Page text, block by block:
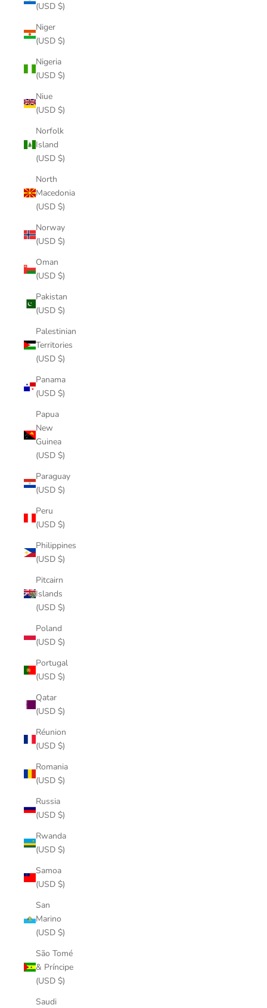
(USD $)
Niger
(USD $)
Nigeria
(USD $)
Niue
(USD $)
Norfolk
Island
(USD $)
North
Macedonia
(USD $)
Norway
(USD $)
Oman
(USD $)
Pakistan
(USD $)
Palestinian
Territories
(USD $)
Panama
(USD $)
Papua
New
Guinea
(USD $)
Paraguay
(USD $)
Peru
(USD $)
Philippines
(USD $)
Pitcairn
Islands
(USD $)
Poland
(USD $)
Portugal
(USD $)
Qatar
(USD $)
Réunion
(USD $)
Romania
(USD $)
Russia
(USD $)
Rwanda
(USD $)
Samoa
(USD $)
San
Marino
(USD $)
São Tomé
& Príncipe
(USD $)
Saudi